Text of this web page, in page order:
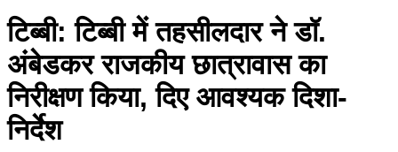
टिब्बी: टिब्बी में तहसीलदार ने डॉ.
अंबेडकर राजकीय छात्रावास का
निरीक्षण किया, दिए आवश्यक दिशा-
निर्देश